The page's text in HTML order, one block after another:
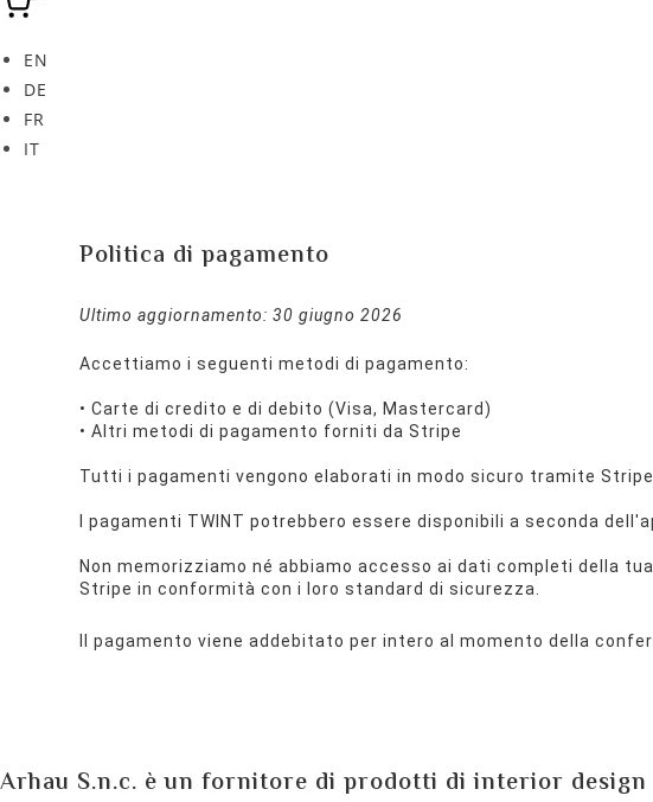
EN
DE
FR
IT
Politica di pagamento
Ultimo aggiornamento: 30 giugno 2026
Accettiamo i seguenti metodi di pagamento:
• Carte di credito e di debito (Visa, Mastercard)
• Altri metodi di pagamento forniti da Stripe
Tutti i pagamenti vengono elaborati in modo sicuro tramite Stripe
I pagamenti TWINT potrebbero essere disponibili a seconda
Non memorizziamo né abbiamo accesso ai dati completi della
Stripe in conformità con i loro standard di sicurezza.
Il pagamento viene addebitato per intero al momento della
Arhau S.n.c. è un fornitore di prodotti di interior